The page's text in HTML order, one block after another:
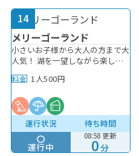
されたお客様は、本アトラクショ
ンの利用時に「アトラクション利
用料金（追加料金）が発生いたし
ます。※アトラクションのご利用
時間（60分）を延長をされる場合
たします。※3歳からアトラクシ
生いたします。※アトラクション
利用料金のお支払は、アトラクシ
ョン受付にて承ります。※アトラ
クション利用料金のお支払方法
は、現金のみとなります。※小学
円 ワンちゃん専用の乗り放題パ
ス「わんだふるパス（1,000円）
がおすすめ！
14
メリーゴーランド
小さいお子様から大人の方まで大
人気！ 湖を一望しながら楽しい
ド！ 木馬さん、ウサギさん、ダ
なをまってるよ！ ≪注意事項≫
◎小学生未満のお子様は、必ず保
護者の方の同伴をお願い致しま
す。 ◎ペットご利用時は、馬車
（椅子）のみとなります。
料金 1人500円
運行状況
運行中
待ち時間
08:58 更新
0分